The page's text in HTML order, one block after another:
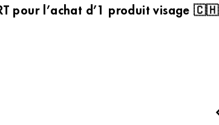
pour l’achat d’1 produit visage 🇨🇭